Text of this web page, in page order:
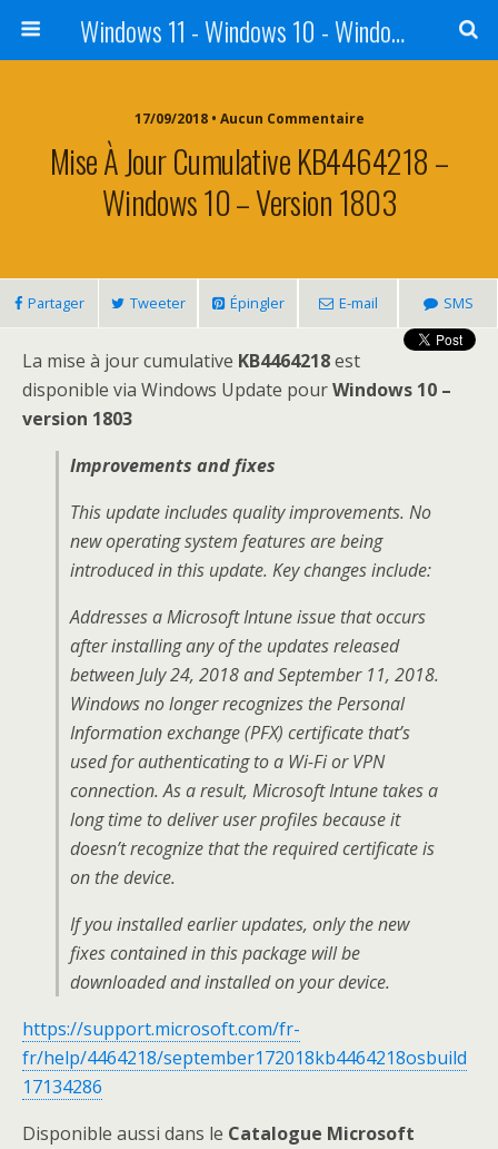
Windows 11 - Windows 10 - Windows 8 - Windows 7 - VISTA
17/09/2018 • Aucun Commentaire
Mise À Jour Cumulative KB4464218 –
Windows 10 – Version 1803
Partager Tweeter Épingler E-mail SMS
La mise à jour cumulative KB4464218est
disponible via Windows Update pourWindows 10 –
version 1803
Improvements and fixes
This update includes quality improvements. No
new operating system features are being
introduced in this update. Key changes include:
Addresses a Microsoft Intune issue that occurs
after installing any of the updates released
between July 24, 2018 and September 11, 2018.
Windows no longer recognizes the Personal
Information exchange (PFX) certificate that’s
used for authenticating to a Wi-Fi or VPN
connection. As a result, Microsoft Intune takes a
long time to deliver user profiles because it
doesn’t recognize that the required certificate is
on the device.
If you installed earlier updates, only the new
fixes contained in this package will be
downloaded and installed on your device.
https://support.microsoft.com/fr-
fr/help/4464218/september172018kb4464218osbuild
17134286
Disponible aussi dans le Catalogue Microsoft